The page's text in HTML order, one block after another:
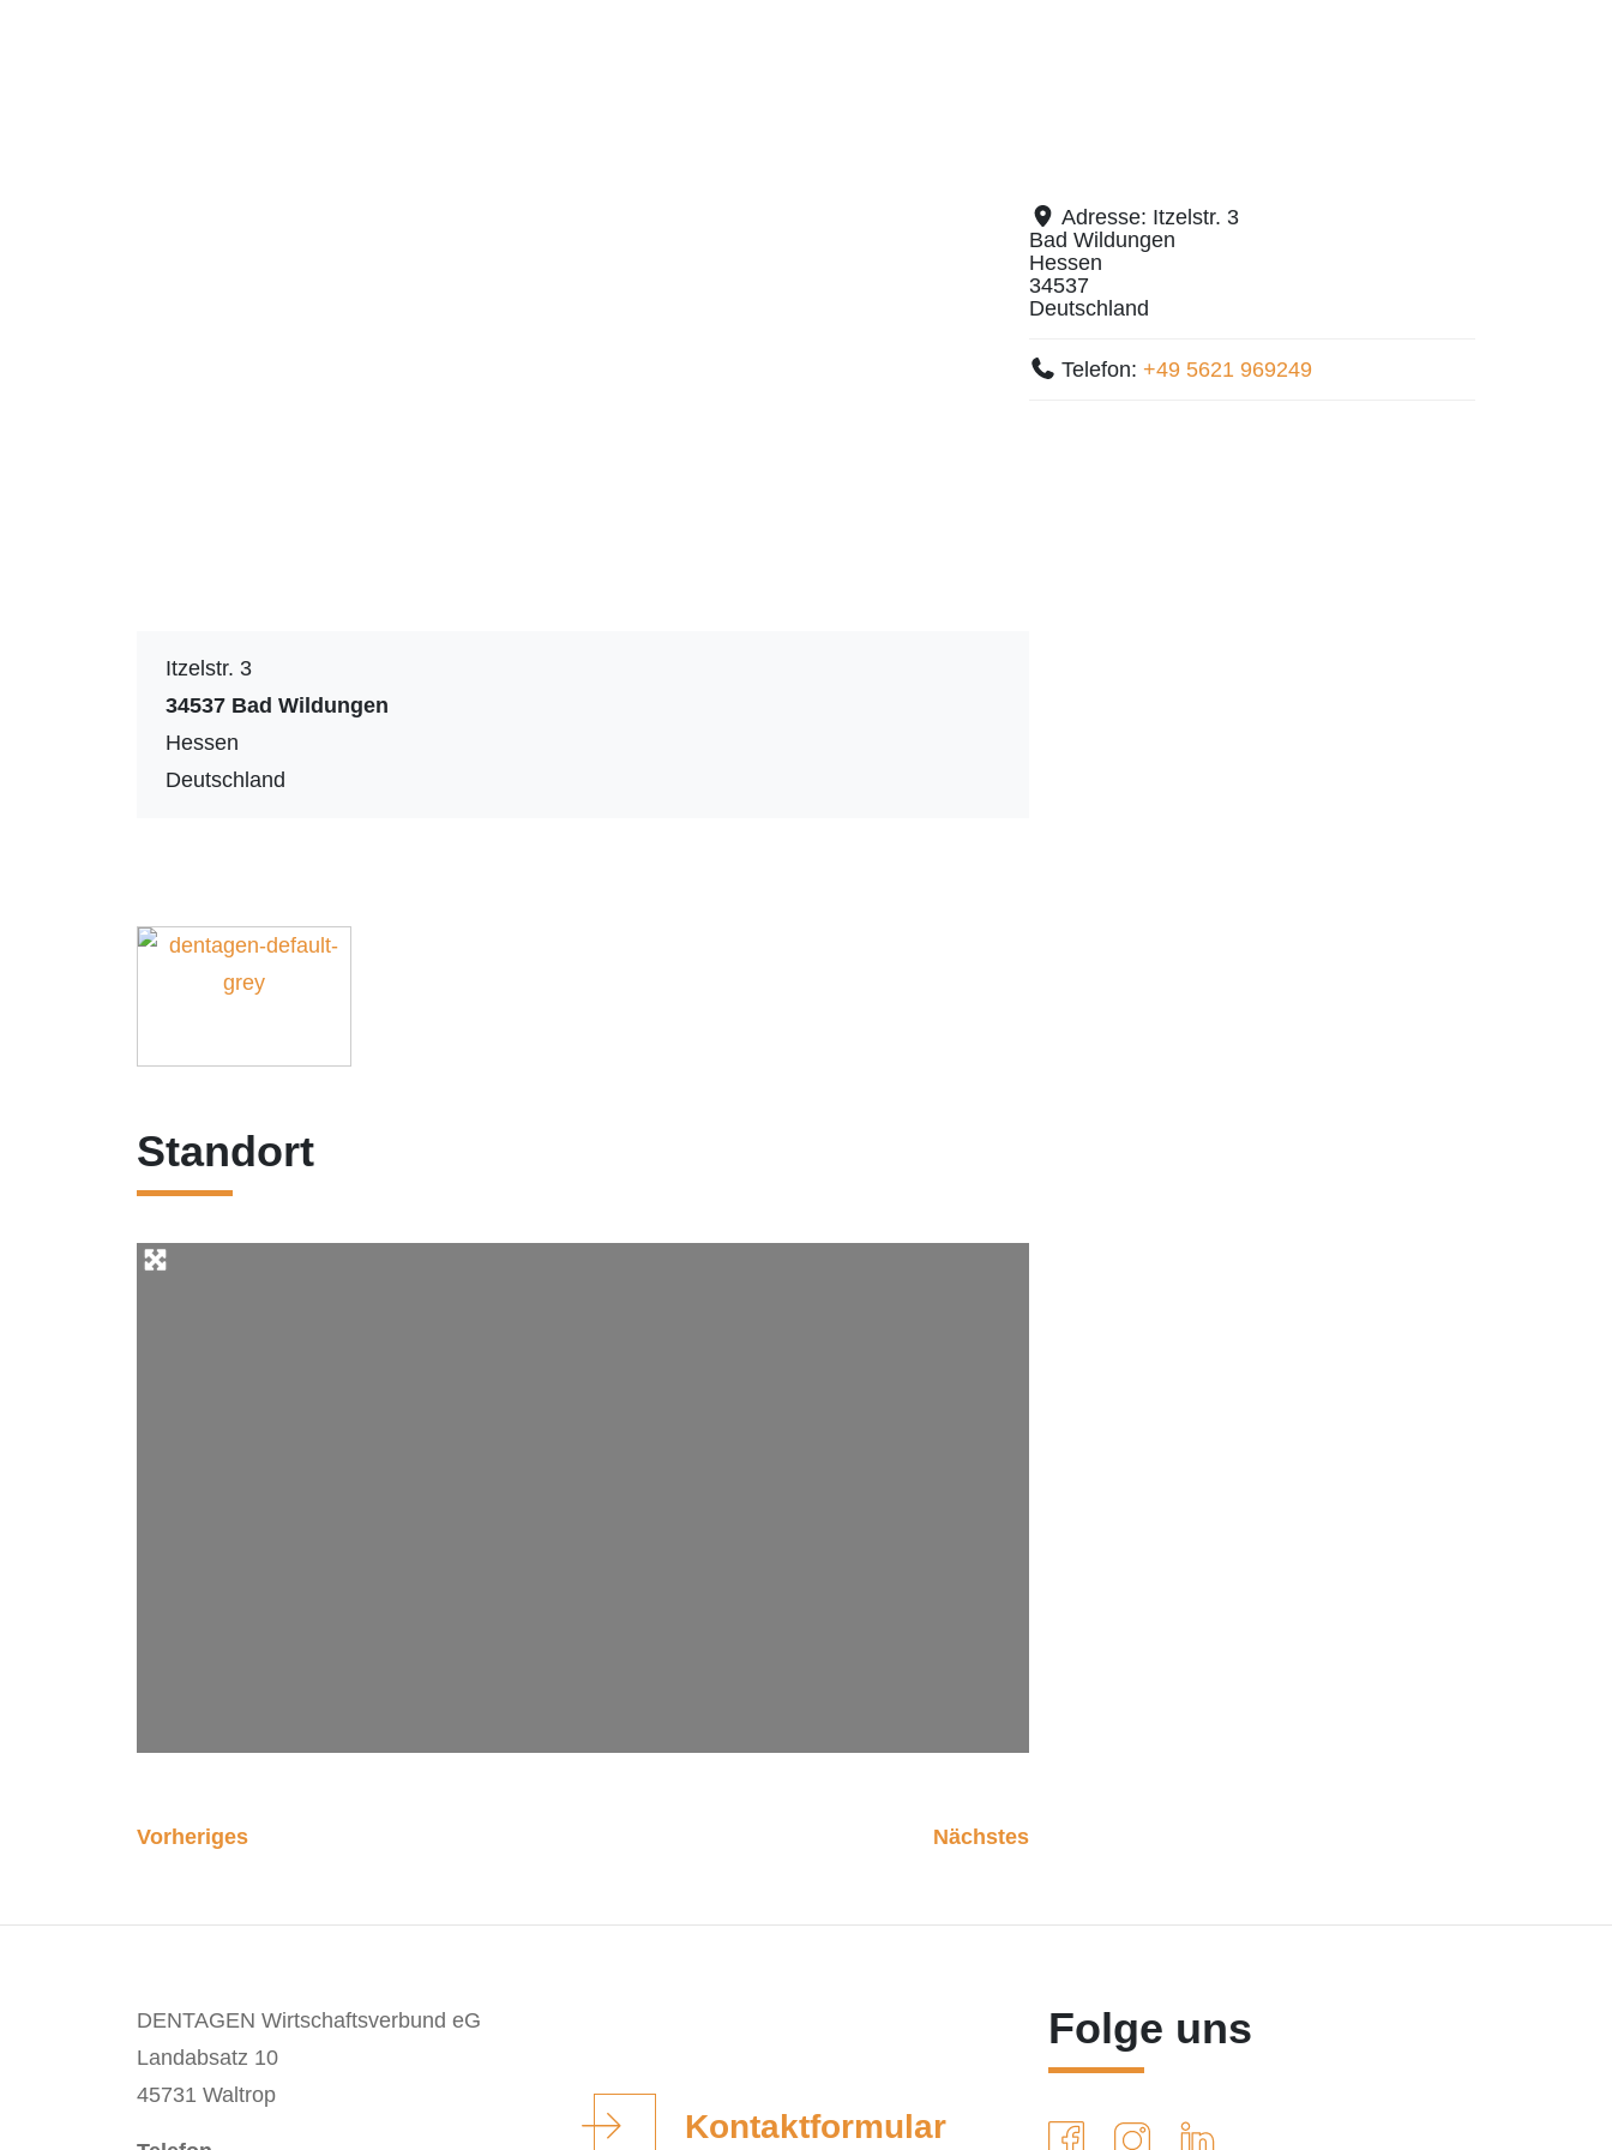
Itzelstr. 3
34537 Bad Wildungen
Hessen
Deutschland
Standort
Vorheriges Nächstes
Adresse: Itzelstr. 3
Bad Wildungen
Hessen
34537
Deutschland
Telefon: +49 5621 969249
DENTAGEN Wirtschaftsverbund eG
Landabsatz 10
45731 Waltrop
Kontaktformular
Folge uns